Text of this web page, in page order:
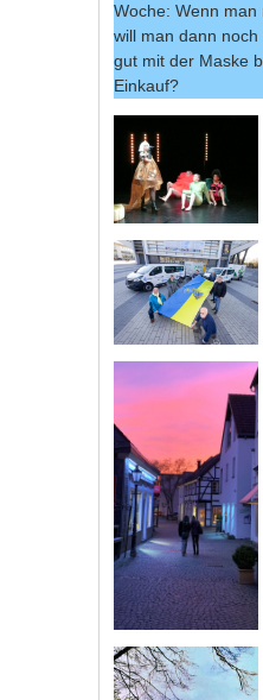
Woche: Wenn man
will man dann
gut mit der Maske
Einkauf?